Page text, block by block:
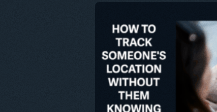
이
트위터